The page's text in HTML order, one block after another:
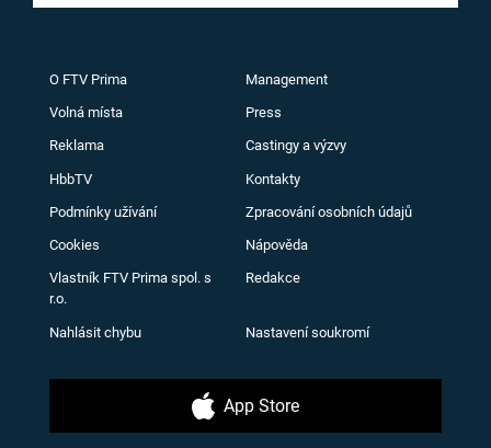
O FTV Prima Management
Volná místa Press
Reklama Castingy a výzvy
HbbTV Kontakty
Podmínky užívání Zpracování osobních údajů
Cookies Nápověda
Vlastník FTV Prima spol. s
r.o.
Redakce
Nahlásit chybu Nastavení soukromí
App Store